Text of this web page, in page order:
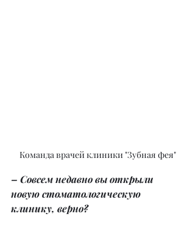
Команда врачей клиники "Зубная фея"
– Совсем недавно вы открыли
новую стоматологическую
клинику, верно?